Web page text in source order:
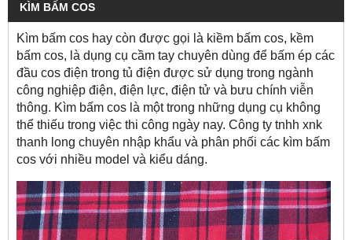
KÌM BẤM COS
Kìm bấm cos hay còn được gọi là kiềm bấm cos, kềm
bấm cos, là dụng cụ cầm tay chuyên dùng để bấm ép các
đầu cos điện trong tủ điện được sử dụng trong ngành
công nghiệp điện, điện lực, điện tử và bưu chính viễn
thông. Kìm bấm cos là một trong những dụng cụ không
thể thiếu trong việc thi công ngày nay. Công ty tnhh xnk
thanh long chuyên nhập khẩu và phân phối các kìm bấm
cos với nhiều model và kiểu dáng.